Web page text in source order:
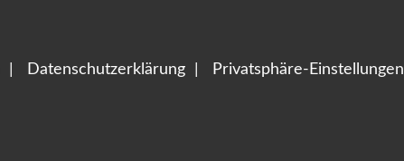
Datenschutzerklärung Privatsphäre-Einstellungen